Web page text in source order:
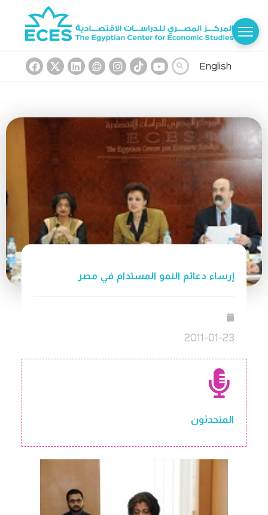
English
إرساء دعائم النمو المستدام في مصر
2011-01-23
المتحدثون